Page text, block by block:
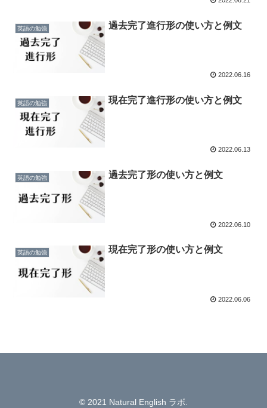
英語の勉強 過去完了進行形の使い方と例文
2022.06.16
英語の勉強 現在完了進行形の使い方と例文
2022.06.13
英語の勉強 過去完了形の使い方と例文
2022.06.10
英語の勉強 現在完了形の使い方と例文
2022.06.06
© 2021 Natural English ラボ.